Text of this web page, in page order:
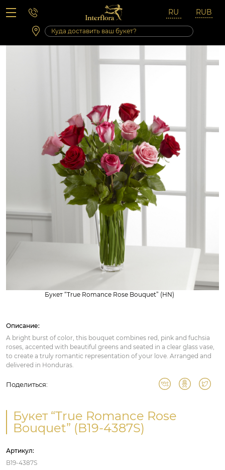
Вопросы-ответы
Сб 10:00 ‐ 14:00
Выходные и праздничные дни
Букет “True Romance Rose Bouquet” (HN)
Описание:
A bright burst of color, this bouquet combines red, pink and fuchsia
roses, accented with beautiful greens and seated in a clear glass vase,
to create a truly romantic representation of your love. Arranged and
delivered in Honduras.
Поделиться:
Букет “True Romance Rose
Bouquet” (B19-4387S)
Артикул:
B19-4387S